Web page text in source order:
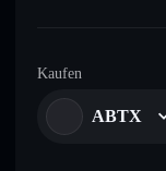
Kaufen
ABTX